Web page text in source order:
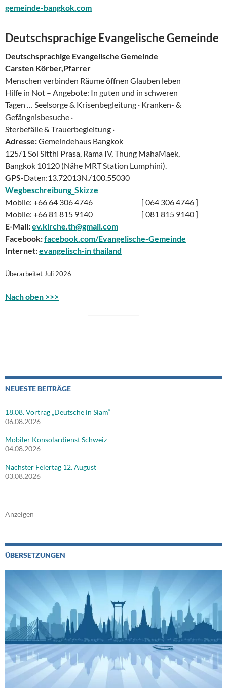
gemeinde-bangkok.com
Deutschsprachige Evangelische Gemeinde
Deutschsprachige Evangelische Gemeinde
Carsten Körber,Pfarrer
Menschen verbinden Räume öffnen Glauben leben
Hilfe in Not – Angebote: In guten und in schweren
Tagen … Seelsorge & Krisenbegleitung · Kranken- &
Gefängnisbesuche ·
Sterbefälle & Trauerbegleitung ·
Adresse:Gemeindehaus Bangkok
125/1 Soi Sitthi Prasa, Rama IV, Thung MahaMaek,
Bangkok 10120 (Nähe MRT Station Lumphini).
GPS-Daten:13.72013N./100.55030
Wegbeschreibung_Skizze
Mobile: +66 64 306 4746 [ 064 306 4746 ]
Mobile: +66 81 815 9140 [ 081 815 9140 ]
E-Mail:ev.kirche.th@gmail.com
Facebook:facebook.com/Evangelische-Gemeinde
Internet:evangelisch-in thailand
Überarbeitet Juli 2026
Nach oben >>>
NEUESTE BEITRÄGE
18.08. Vortrag „Deutsche in Siam“
06.08.2026
Mobiler Konsolardienst Schweiz
04.08.2026
Nächster Feiertag 12. August
03.08.2026
Anzeigen
ÜBERSETZUNGEN